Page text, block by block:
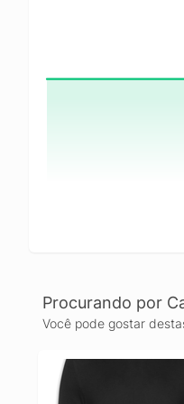
Procurando por
Você pode gostar